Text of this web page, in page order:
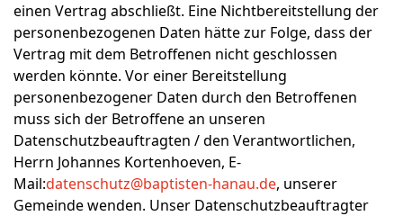
einen Vertrag abschließt. Eine Nichtbereitstellung der
personenbezogenen Daten hätte zur Folge, dass der
Vertrag mit dem Betroffenen nicht geschlossen
werden könnte. Vor einer Bereitstellung
personenbezogener Daten durch den Betroffenen
muss sich der Betroffene an unseren
Datenschutzbeauftragten / den Verantwortlichen,
Herrn Johannes Kortenhoeven, E-
Mail:datenschutz@baptisten-hanau.de, unserer
Gemeinde wenden. Unser Datenschutzbeauftragter